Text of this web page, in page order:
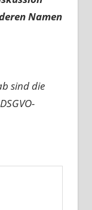
Namen
sind die